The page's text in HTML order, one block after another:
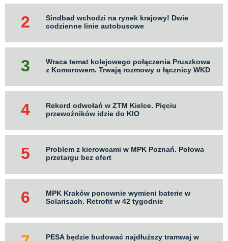
Sindbad wchodzi na rynek krajowy! Dwie
codzienne linie autobusowe
Wraca temat kolejowego połączenia Pruszkowa
z Komorowem. Trwają rozmowy o łącznicy WKD
Rekord odwołań w ZTM Kielce. Pięciu
przewoźników idzie do KIO
Problem z kierowcami w MPK Poznań. Połowa
przetargu bez ofert
MPK Kraków ponownie wymieni baterie w
Solarisach. Retrofit w 42 tygodnie
PESA będzie budować najdłuższy tramwaj w